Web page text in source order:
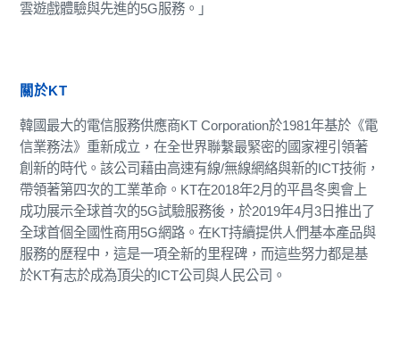
雲遊戲體驗與先進的5G服務。」
關於KT
韓國最大的電信服務供應商KT Corporation於1981年基於《電
信業務法》重新成立，在全世界聯繫最緊密的國家裡引領著
創新的時代。該公司藉由高速有線/無線網絡與新的ICT技術，
帶領著第四次的工業革命。KT在2018年2月的平昌冬奧會上
成功展示全球首次的5G試驗服務後，於2019年4月3日推出了
全球首個全國性商用5G網路。在KT持續提供人們基本產品與
服務的歷程中，這是一項全新的里程碑，而這些努力都是基
於KT有志於成為頂尖的ICT公司與人民公司。